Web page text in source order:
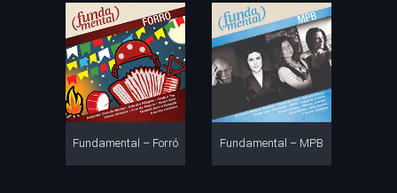
Fundamental – Forró Fundamental – MPB